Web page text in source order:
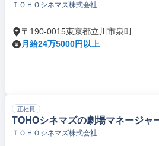
ＴＯＨＯシネマズ株式会社
〒190-0015東京都立川市泉町
月給24万5000円以上
正社員
TOHOシネマズの劇場マネージャ
ＴＯＨＯシネマズ株式会社